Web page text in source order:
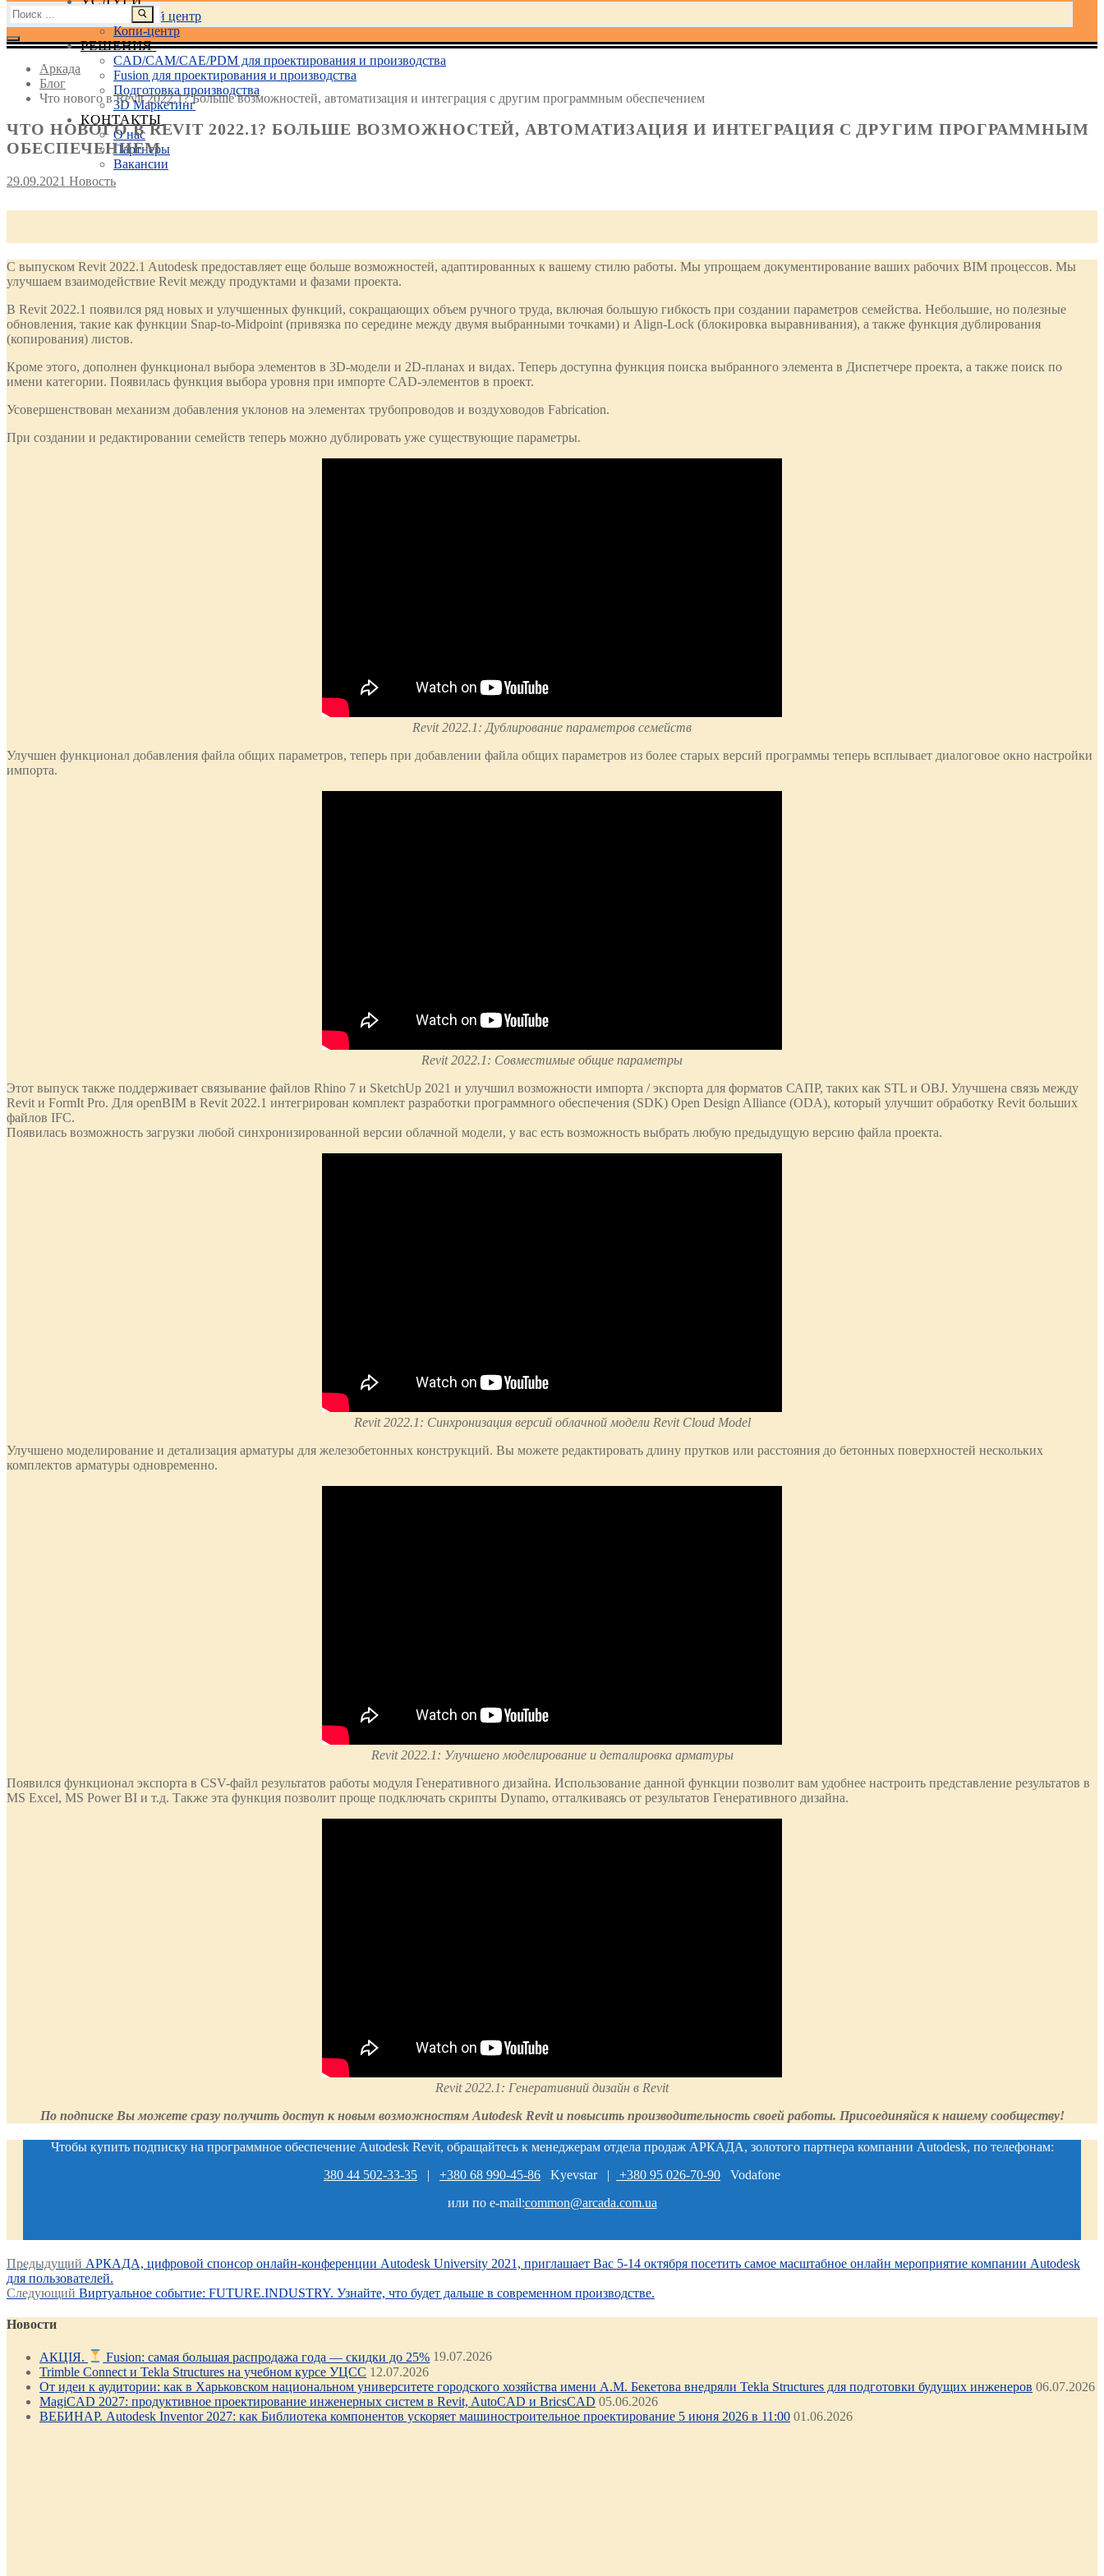
Учебный центр
Копи-центр
РЕШЕНИЯ
CAD/CAM/CAE/PDM для проектирования и производства
Fusion для проектирования и производства
Подготовка производства
3D Маркетинг
КОНТАКТЫ
О нас
Партнеры
Вакансии
Найти:
Аркада
Блог
Что нового в Revit 2022.1? Больше возможностей, автоматизация и интеграция с другим программным обеспечением
ЧТО НОВОГО В REVIT 2022.1? БОЛЬШЕ ВОЗМОЖНОСТЕЙ, АВТОМАТИЗАЦИЯ И ИНТЕГРАЦИЯ С ДРУГИМ ПРОГРАММНЫМ
ОБЕСПЕЧЕНИЕМ
29.09.2021 Новость
С выпуском Revit 2022.1 Autodesk предоставляет еще больше возможностей, адаптированных к вашему стилю работы. Мы упрощаем документирование ваших рабочих BIM процессов. Мы
улучшаем взаимодействие Revit между продуктами и фазами проекта.
В Revit 2022.1 появился ряд новых и улучшенных функций, сокращающих объем ручного труда, включая большую гибкость при создании параметров семейства. Небольшие, но полезные
обновления, такие как функции Snap-to-Midpoint (привязка по середине между двумя выбранными точками) и Align-Lock (блокировка выравнивания), а также функция дублирования
(копирования) листов.
Кроме этого, дополнен функционал выбора элементов в 3D-модели и 2D-планах и видах. Теперь доступна функция поиска выбранного элемента в Диспетчере проекта, а также поиск по
имени категории. Появилась функция выбора уровня при импорте CAD-элементов в проект.
Усовершенствован механизм добавления уклонов на элементах трубопроводов и воздуховодов Fabrication.
При создании и редактировании семейств теперь можно дублировать уже существующие параметры.
Revit 2022.1: Дублирование параметров семейств
Улучшен функционал добавления файла общих параметров, теперь при добавлении файла общих параметров из более старых версий программы теперь всплывает диалоговое окно настройки
импорта.
Revit 2022.1: Совместимые общие параметры
Этот выпуск также поддерживает связывание файлов Rhino 7 и SketchUp 2021 и улучшил возможности импорта / экспорта для форматов САПР, таких как STL и OBJ. Улучшена связь между
Revit и FormIt Pro. Для openBIM в Revit 2022.1 интегрирован комплект разработки программного обеспечения (SDK) Open Design Alliance (ODA), который улучшит обработку Revit больших
файлов IFC.
Появилась возможность загрузки любой синхронизированной версии облачной модели, у вас есть возможность выбрать любую предыдущую версию файла проекта.
Revit 2022.1: Синхронизация версий облачной модели Revit Cloud Model
Улучшено моделирование и детализация арматуры для железобетонных конструкций. Вы можете редактировать длину прутков или расстояния до бетонных поверхностей нескольких
комплектов арматуры одновременно.
Revit 2022.1: Улучшено моделирование и деталировка арматуры
Появился функционал экспорта в CSV-файл результатов работы модуля Генеративного дизайна. Использование данной функции позволит вам удобнее настроить представление результатов в
MS Excel, MS Power BI и т.д. Также эта функция позволит проще подключать скрипты Dynamo, отталкиваясь от результатов Генеративного дизайна.
Revit 2022.1: Генеративний дизайн в Revit
По подписке Вы можете сразу получить доступ к новым возможностям Autodesk Revit и повысить производительность своей работы. Присоединяйся к нашему сообществу!
Чтобы купить подписку на программное обеспечение Autodesk Revit, обращайтесь к менеджерам отдела продаж АРКАДА, золотого партнера компании Autodesk, по телефонам:
380 44 502-33-35 | +380 68 990-45-86 Kyevstar | +380 95 026-70-90 Vodafone
или по e-mail:common@arcada.com.ua
Навигация
по
Предыдущий Предыдущая
запись:
АРКАДА, цифровой спонсор онлайн-конференции Autodesk University 2021, приглашает Вас 5-14 октября посетить самое масштабное онлайн мероприятие компании Autodesk
для пользователей.
Следующий Следующая
Виртуальное событие: FUTURE.INDUSTRY. Узнайте, что будет дальше в современном производстве.
Новости
АКЦІЯ. Fusion: самая большая распродажа года — скидки до 25% 19.07.2026
Trimble Connect и Tekla Structures на учебном курсе УЦСС 12.07.2026
От идеи к аудитории: как в Харьковском национальном университете городского хозяйства имени А.М. Бекетова внедряли Tekla Structures для подготовки будущих инженеров 06.07.2026
MagiCAD 2027: продуктивное проектирование инженерных систем в Revit, AutoCAD и BricsCAD 05.06.2026
ВЕБИНАР. Autodesk Inventor 2027: как Библиотека компонентов ускоряет машиностроительное проектирование 5 июня 2026 в 11:00 01.06.2026